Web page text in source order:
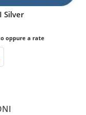
oppure a rate